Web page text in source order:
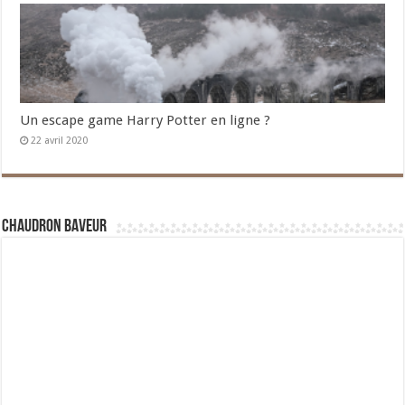
Un escape game Harry Potter en ligne ?
22 avril 2020
Chaudron Baveur